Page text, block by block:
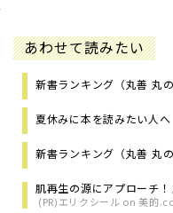
あわせて読みたい
新書ランキング（丸善 丸
夏休みに本を読みたい人
新書ランキング（丸善 丸
肌再生の源にアプローチ
(PR)エリクシール on 美的